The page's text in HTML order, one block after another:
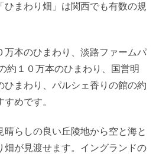
ひまわり畑」は関西でも有数の規
万本のひまわり、淡路ファームパ
約１０万本のひまわり、国営明
ひまわり、パルシェ香りの館の約
めです。
晴らしの良い丘陵地から空と海と
畑が見渡せます。イングランドの